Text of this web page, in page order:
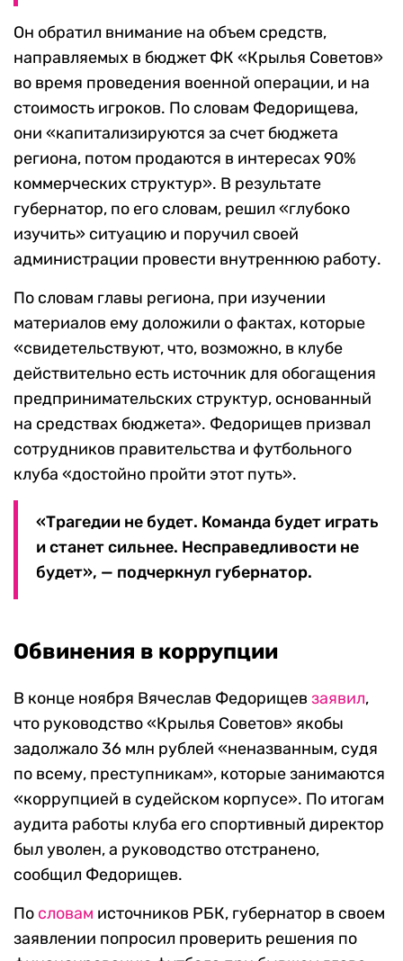
Он обратил внимание на объем средств,
направляемых в бюджет ФК «Крылья Советов»
во время проведения военной операции, и на
стоимость игроков. По словам Федорищева,
они «капитализируются за счет бюджета
региона, потом продаются в интересах 90%
коммерческих структур». В результате
губернатор, по его словам, решил «глубоко
изучить» ситуацию и поручил своей
администрации провести внутреннюю работу.
По словам главы региона, при изучении
материалов ему доложили о фактах, которые
«свидетельствуют, что, возможно, в клубе
действительно есть источник для обогащения
предпринимательских структур, основанный
на средствах бюджета». Федорищев призвал
сотрудников правительства и футбольного
клуба «достойно пройти этот путь».
«Трагедии не будет. Команда будет играть
и станет сильнее. Несправедливости не
будет», — подчеркнул губернатор.
Обвинения в коррупции
В конце ноября Вячеслав Федорищев заявил,
что руководство «Крылья Советов» якобы
задолжало 36 млн рублей «неназванным, судя
по всему, преступникам», которые занимаются
«коррупцией в судейском корпусе». По итогам
аудита работы клуба его спортивный директор
был уволен, а руководство отстранено,
сообщил Федорищев.
По словам источников РБК, губернатор в своем
заявлении попросил проверить решения по